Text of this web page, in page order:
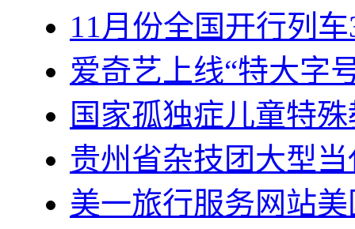
11月份全国开行列
爱奇艺上线“特大字
国家孤独症儿童特
贵州省杂技团大型
美一旅行服务网站